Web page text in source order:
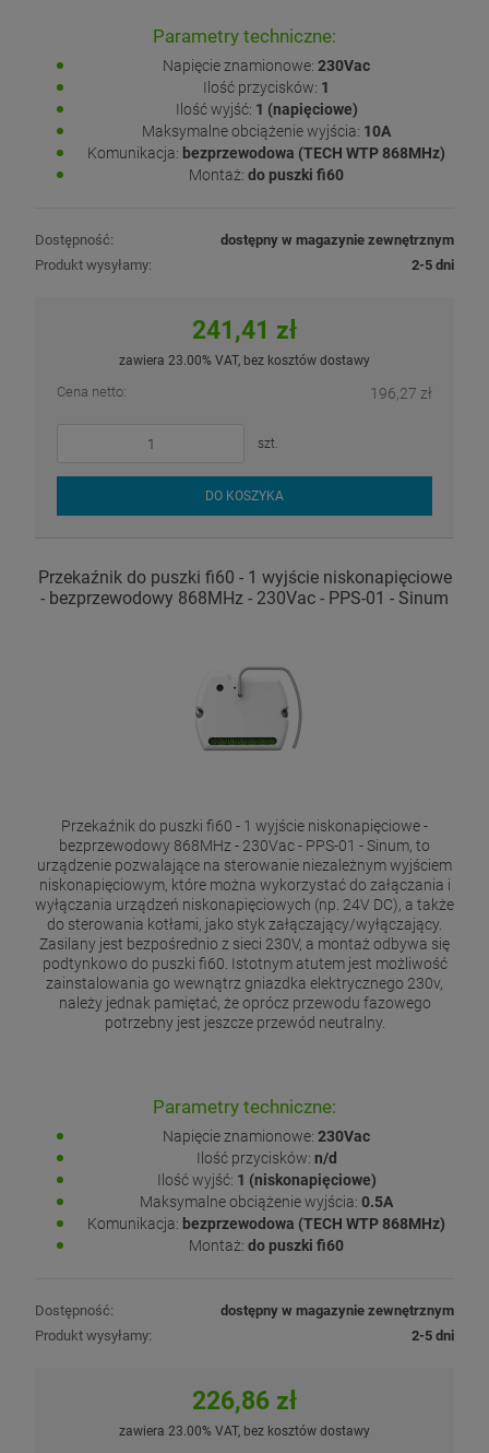
Parametry techniczne:
Napięcie znamionowe: 230Vac
Ilość przycisków: 1
Ilość wyjść: 1 (napięciowe)
Maksymalne obciążenie wyjścia: 10A
Komunikacja: bezprzewodowa (TECH WTP 868MHz)
Montaż: do puszki fi60
Dostępność:
dostępny w magazynie zewnętrznym
Produkt wysyłamy:
2-5 dni
241,41 zł
zawiera 23.00% VAT, bez kosztów dostawy
Cena netto: 196,27 zł
szt.
DO KOSZYKA
Przekaźnik do puszki fi60 - 1 wyjście niskonapięciowe
- bezprzewodowy 868MHz - 230Vac - PPS-01 - Sinum
Przekaźnik do puszki fi60 - 1 wyjście niskonapięciowe -
bezprzewodowy 868MHz - 230Vac - PPS-01 - Sinum, to
urządzenie pozwalające na sterowanie niezależnym wyjściem
niskonapięciowym, które można wykorzystać do załączania i
wyłączania urządzeń niskonapięciowych (np. 24V DC), a także
do sterowania kotłami, jako styk załączający/wyłączający.
Zasilany jest bezpośrednio z sieci 230V, a montaż odbywa się
podtynkowo do puszki fi60. Istotnym atutem jest możliwość
zainstalowania go wewnątrz gniazdka elektrycznego 230v,
należy jednak pamiętać, że oprócz przewodu fazowego
potrzebny jest jeszcze przewód neutralny.
Parametry techniczne:
Napięcie znamionowe: 230Vac
Ilość przycisków: n/d
Ilość wyjść: 1 (niskonapięciowe)
Maksymalne obciążenie wyjścia: 0.5A
Komunikacja: bezprzewodowa (TECH WTP 868MHz)
Montaż: do puszki fi60
Dostępność:
dostępny w magazynie zewnętrznym
Produkt wysyłamy:
2-5 dni
226,86 zł
zawiera 23.00% VAT, bez kosztów dostawy